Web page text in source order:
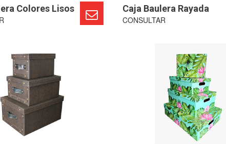
Colores Lisos Caja Baulera Rayada
CONSULTAR